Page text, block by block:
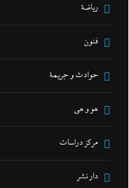
رياضة
فنون
حوادث و جريمة
هو و هي
مركز دراسات
دار نشر